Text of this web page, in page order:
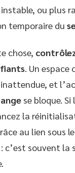
ou plus
temporaire du
chose,
. Un espace
et
se bloque.
la
au lien sous
c’est souvent la